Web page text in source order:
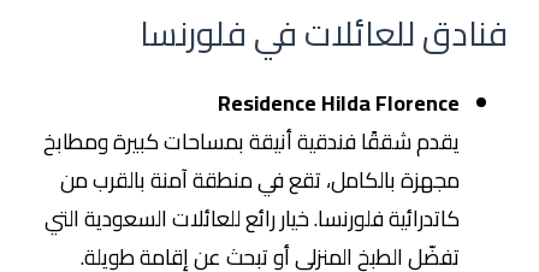
فنادق للعائلات في فلورنسا
Residence Hilda Florence
يقدم شققًا فندقية أنيقة بمساحات كبيرة ومطابخ
مجهزة بالكامل، تقع في منطقة آمنة بالقرب من
كاتدرائية فلورنسا. خيار رائع للعائلات السعودية التي
تفضّل الطبخ المنزلي أو تبحث عن إقامة طويلة.